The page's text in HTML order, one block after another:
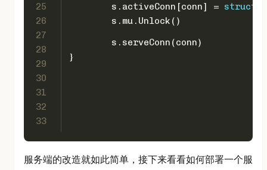
25
26
27
28
29
30
31
32
33
	s.activeConn[conn] =
struct
	s.mu.Unlock()
	s.serveConn(conn)
}
服务端的改造就如此简单，接下来看看如何部署一个服